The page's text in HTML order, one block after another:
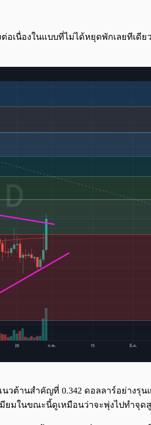
อเนื่องในแบบที่ไม่ได้หยุดพักเลยทีเดี
นวต้านสำคัญที่ 0.342 ดอลลาร์อย่าง
ยมในขณะนี้ดูเหมือนว่าจะพุ่งไปทำจุด